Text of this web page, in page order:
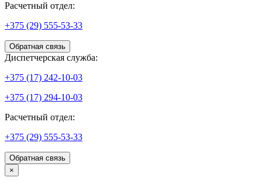
Расчетный отдел:
+375 (29) 555-53-33
Обратная связь
Диспетчерская служба:
+375 (17) 242-10-03
+375 (17) 294-10-03
Расчетный отдел:
+375 (29) 555-53-33
Обратная связь
×